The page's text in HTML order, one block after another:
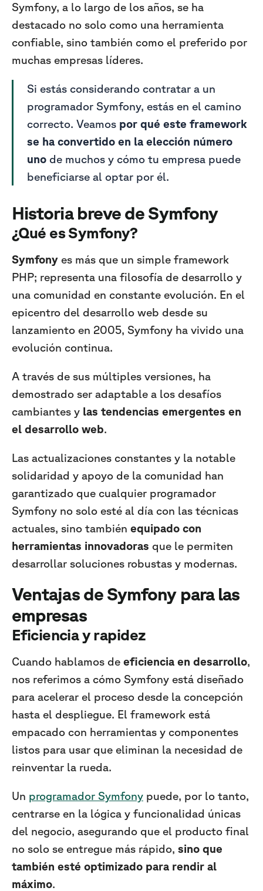
Symfony, a lo largo de los años, se ha
destacado no solo como una herramienta
confiable, sino también como el preferido por
muchas empresas líderes.
Si estás considerando contratar a un
programador Symfony, estás en el camino
correcto. Veamos por qué este framework
se ha convertido en la elección número
unode muchos y cómo tu empresa puede
beneficiarse al optar por él.
Historia breve de Symfony
¿Qué es Symfony?
Symfony es más que un simple framework
PHP; representa una filosofía de desarrollo y
una comunidad en constante evolución. En el
epicentro del desarrollo web desde su
lanzamiento en 2005, Symfony ha vivido una
evolución continua.
A través de sus múltiples versiones, ha
demostrado ser adaptable a los desafíos
cambiantes y las tendencias emergentes en
el desarrollo web.
Las actualizaciones constantes y la notable
solidaridad y apoyo de la comunidad han
garantizado que cualquier programador
Symfony no solo esté al día con las técnicas
actuales, sino también equipado con
herramientas innovadoras que le permiten
desarrollar soluciones robustas y modernas.
Ventajas de Symfony para las
empresas
Eficiencia y rapidez
Cuando hablamos de eficiencia en desarrollo,
nos referimos a cómo Symfony está diseñado
para acelerar el proceso desde la concepción
hasta el despliegue. El framework está
empacado con herramientas y componentes
listos para usar que eliminan la necesidad de
reinventar la rueda.
Un programador Symfony puede, por lo tanto,
centrarse en la lógica y funcionalidad únicas
del negocio, asegurando que el producto final
no solo se entregue más rápido, sino que
también esté optimizado para rendir al
máximo.